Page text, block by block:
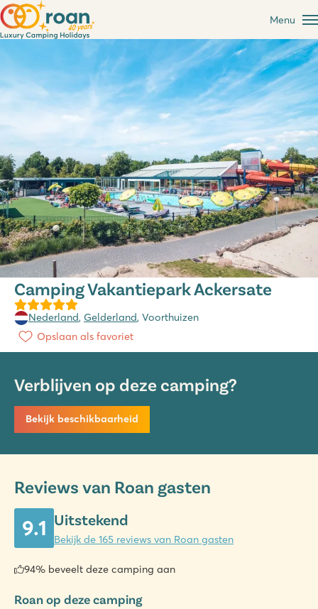
Menu
Camping Vakantiepark Ackersate
Nederland, Gelderland, Voorthuizen
Opslaan als favoriet
Verblijven op deze camping?
Bekijk beschikbaarheid
Reviews van Roan gasten
9.1 Uitstekend
Bekijk de 165 reviews van Roan gasten
94% beveelt deze camping aan
Roan op deze camping